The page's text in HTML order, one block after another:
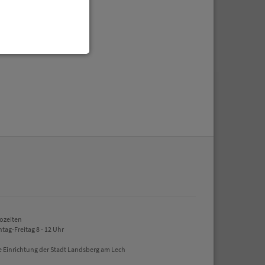
z.B. Google Maps
Freitag 8 - 12 Uhr
Einrichtung der Stadt Landsberg am Lech